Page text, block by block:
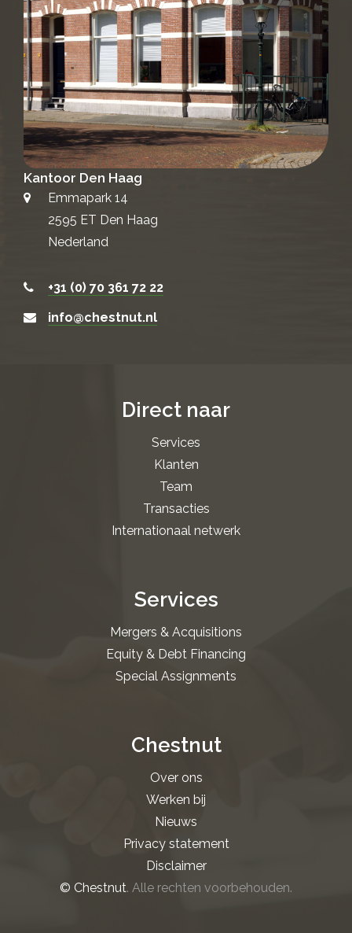
Kantoor Den Haag
Emmapark 14
2595 ET Den Haag
Nederland
+31 (0) 70 361 72 22
info@chestnut.nl
Direct naar
Services
Klanten
Team
Transacties
Internationaal netwerk
Services
Mergers & Acquisitions
Equity & Debt Financing
Special Assignments
Chestnut
Over ons
Werken bij
Nieuws
Privacy statement
Disclaimer
© Chestnut. Alle rechten voorbehouden.